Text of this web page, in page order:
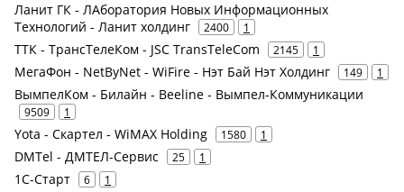
Ланит ГК - ЛАборатория Новых Информационных
Технологий - Ланит холдинг
2400 1
ТТК - ТрансТелеКом - JSC TransTeleCom 2145 1
МегаФон - NetByNet - WiFire - Нэт Бай Нэт Холдинг 149 1
ВымпелКом - Билайн - Beeline - Вымпел-Коммуникации
9509 1
Yota - Скартел - WiMAX Holding 1580 1
DMTel - ДМТЕЛ-Сервис 25 1
1С-Старт 6 1